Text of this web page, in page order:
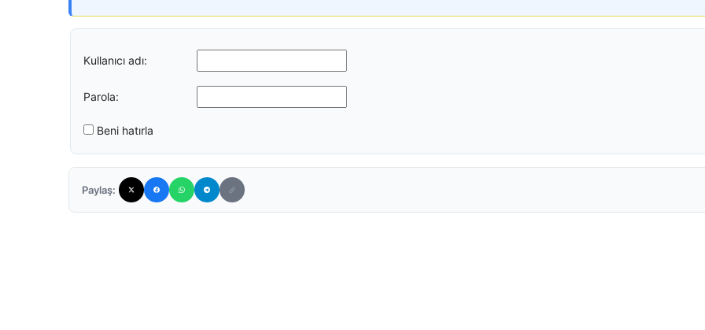
Kullanıcı adı:
Parola:
Beni hatırla
Paylaş: